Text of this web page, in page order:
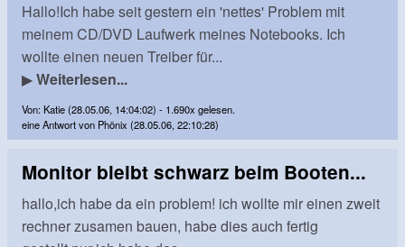
Hallo!Ich habe seit gestern ein 'nettes' Problem mit
meinem CD/DVD Laufwerk meines Notebooks. Ich
wollte einen neuen Treiber für...
▶Weiterlesen...
Von: Katie (28.05.06, 14:04:02) - 1.690x gelesen.
eine Antwort von Phönix (28.05.06, 22:10:28)
Monitor bleibt schwarz beim Booten...
hallo,ich habe da ein problem! ich wollte mir einen zweit
rechner zusamen bauen, habe dies auch fertig